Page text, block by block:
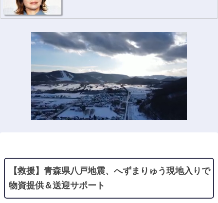
【救援】青森県八戸地震、へずまりゅう現地入りで
物資提供＆送迎サポート